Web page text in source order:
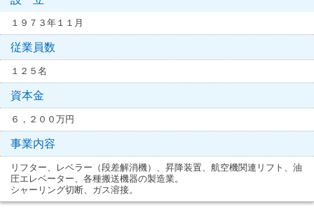
１９７３年１１月
従業員数
１２５名
資本金
６，２００万円
事業内容
リフター、レベラー（段差解消機）、昇降装置、航空機関連リフト、油
圧エレベーター、各種搬送機器の製造業。
シャーリング切断、ガス溶接。